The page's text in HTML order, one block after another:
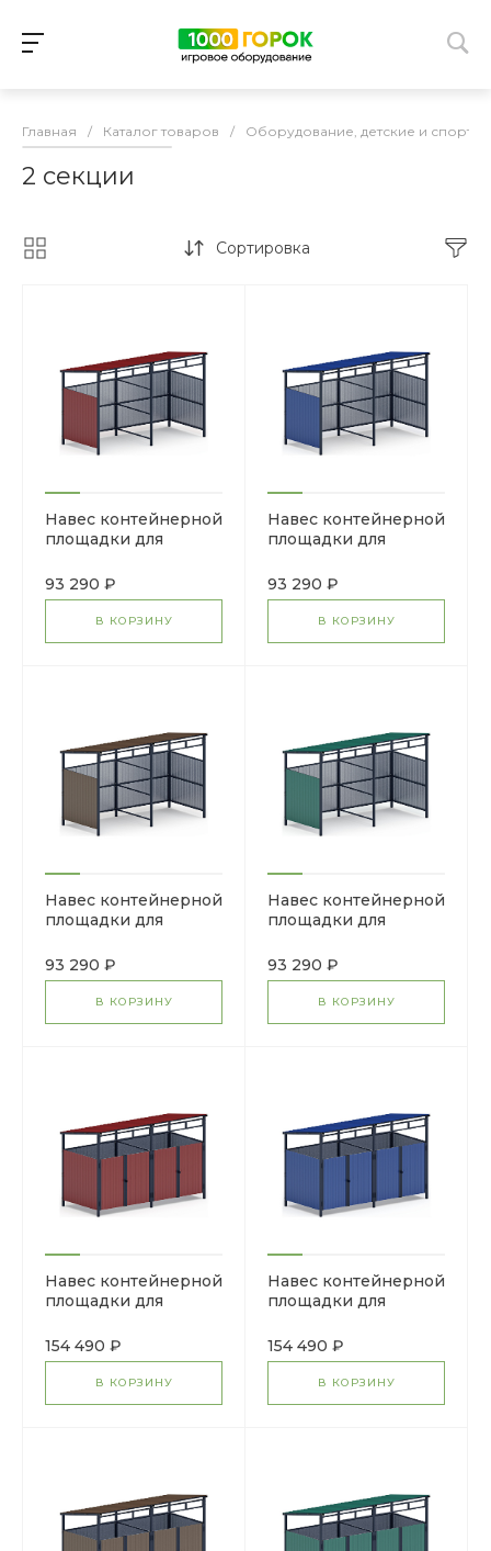
Главная / Каталог товаров / Оборудование, детские и
2 секции
Сортировка
Навес контейнерной
площадки для
секции) МФ 55.02.03-
04
93 290 ₽
В КОРЗИНУ
Навес контейнерной
площадки для
секции) МФ 55.02.03-
03
93 290 ₽
В КОРЗИНУ
Навес контейнерной
площадки для
(2 секции) МФ
55.02.03-02
93 290 ₽
В КОРЗИНУ
Навес контейнерной
площадки для
секции) МФ 55.02.03-
01
93 290 ₽
В КОРЗИНУ
Навес контейнерной
площадки для
секции) МФ 55.02.02-
04
154 490 ₽
В КОРЗИНУ
Навес контейнерной
площадки для
секции) МФ 55.02.02-
03
154 490 ₽
В КОРЗИНУ